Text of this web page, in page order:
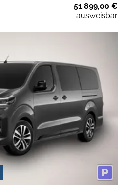
51.899,00 €
ausweisbar